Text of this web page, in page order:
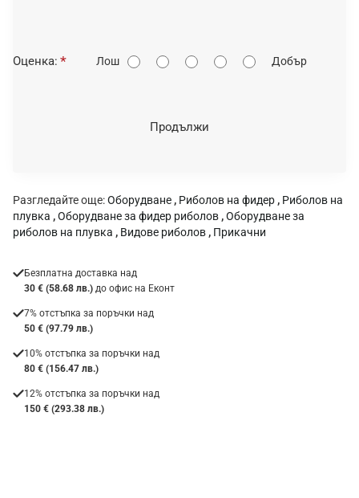
О
Оценка: Лош Добър
Продължи
Разгледайте още:Оборудване , Риболов на фидер , Риболов на
плувка ,Оборудване за фидер риболов ,Оборудване за
риболов на плувка , Видове риболов , Прикачни
Безплатна доставка над
30 € (58.68 лв.) до офис на Еконт
7% отстъпка за поръчки над
50 € (97.79 лв.)
10% отстъпка за поръчки над
80 € (156.47 лв.)
12% отстъпка за поръчки над
150 € (293.38 лв.)